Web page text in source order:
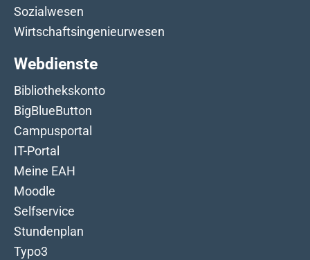
Sozialwesen
Wirtschaftsingenieurwesen
Webdienste
Bibliothekskonto
BigBlueButton
Campusportal
IT-Portal
Meine EAH
Moodle
Selfservice
Stundenplan
Typo3